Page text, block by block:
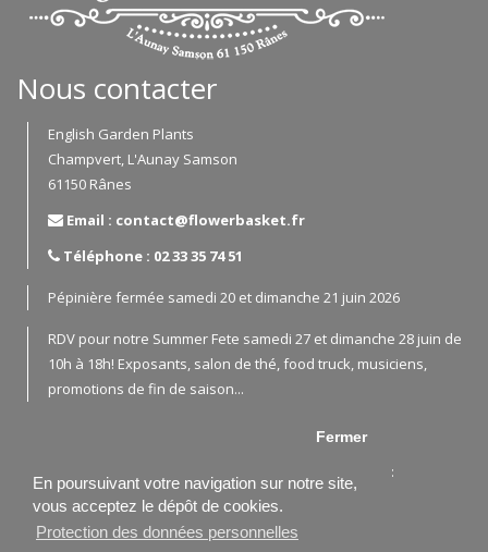
En poursuivant votre navigation sur notre site,
vous acceptez le dépôt de cookies.
Protection des données personnelles
Fermer
Nous contacter
English Garden Plants
Champvert, L'Aunay Samson
61150 Rânes
Email : contact@flowerbasket.fr
Téléphone : 02 33 35 74 51
Pépinière fermée samedi 20 et dimanche 21 juin 2026
RDV pour notre Summer Fete samedi 27 et dimanche 28 juin de
10h à 18h! Exposants, salon de thé, food truck, musiciens,
promotions de fin de saison...
En cas de besoin, merci de nous contacter par email:
contact@flowerbasket.fr
ou téléphone 02 33 35 74 51 / 06 72 22 86 04